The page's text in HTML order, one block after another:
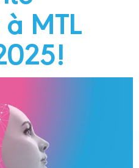
MTL